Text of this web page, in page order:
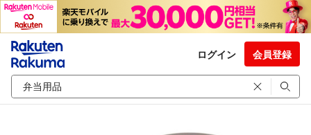
ログイン 会員登録